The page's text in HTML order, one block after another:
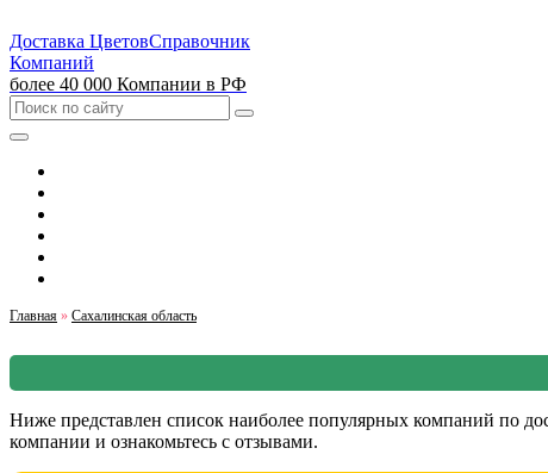
Доставка ЦветовСправочник
Компаний
более 40 000 Компании в РФ
Главная » Сахалинская область
Ниже представлен список наиболее популярных компаний по
компании и ознакомьтесь с отзывами.